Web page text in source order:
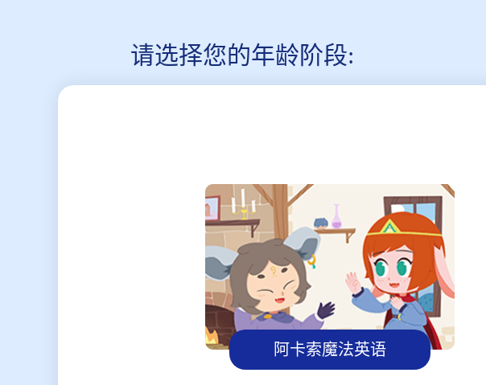
请选择您的年龄阶段:
阿卡索魔法英语